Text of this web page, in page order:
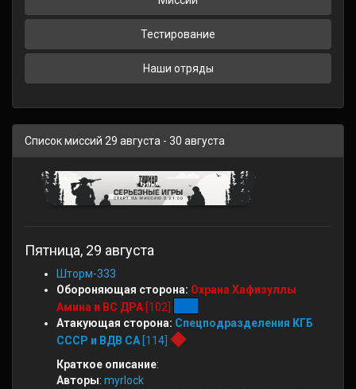
Тестирование
Наши отряды
Список миссий 29 августа - 30 августа
Пятница, 29 августа
Шторм-333
Обороняющая сторона: Охрана Хафизуллы
Амина и ВС ДРА [102]
Атакующая сторона: Спецподразделения КГБ
СССР и ВДВ СА[114]
Краткое описание:
Авторы: myrlock